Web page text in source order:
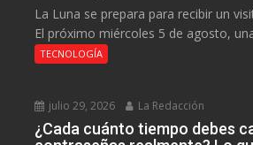
La Luna se prepara para recibir un
El próximo miércoles 5 de agosto,
TECNOLOGÍA
julio 29, 2026 La Redacción
¿Cada cuánto tiempo debes